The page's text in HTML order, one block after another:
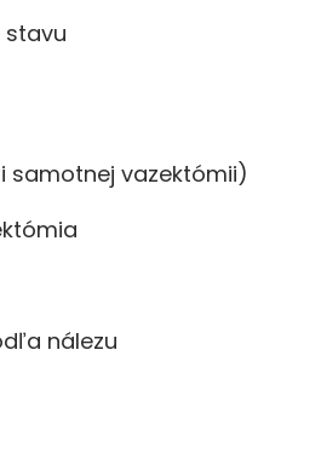
stavu
samotnej vazektómii)
nálezu